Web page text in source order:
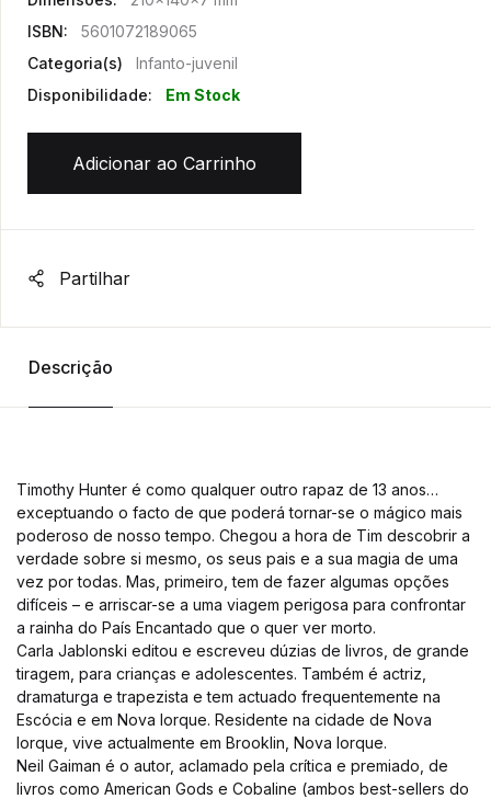
ISBN:
5601072189065
Categoria(s)
Infanto-juvenil
Disponibilidade:
Em Stock
Adicionar ao Carrinho
Partilhar
Descrição
Timothy Hunter é como qualquer outro rapaz de 13 anos…
exceptuando o facto de que poderá tornar-se o mágico mais
poderoso de nosso tempo. Chegou a hora de Tim descobrir a
verdade sobre si mesmo, os seus pais e a sua magia de uma
vez por todas. Mas, primeiro, tem de fazer algumas opções
difíceis – e arriscar-se a uma viagem perigosa para confrontar
a rainha do País Encantado que o quer ver morto.
Carla Jablonski editou e escreveu dúzias de livros, de grande
tiragem, para crianças e adolescentes. Também é actriz,
dramaturga e trapezista e tem actuado frequentemente na
Escócia e em Nova Iorque. Residente na cidade de Nova
Iorque, vive actualmente em Brooklin, Nova Iorque.
Neil Gaiman é o autor, aclamado pela crítica e premiado, de
livros como American Gods e Cobaline (ambos best-sellers do